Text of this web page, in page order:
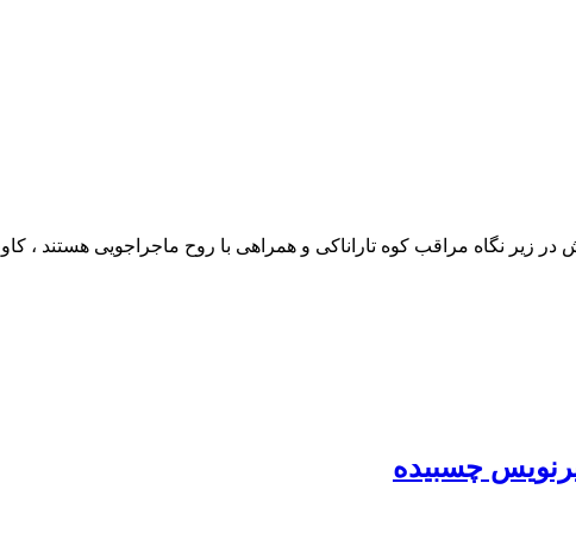
زیر نگاه مراقب کوه تاراناکی و همراهی با روح ماجراجویی هستند ،